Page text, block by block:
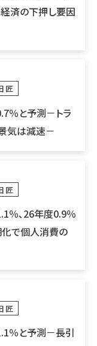
済の下押し要因
匠
％と予測－トラ
気は減速－
匠
％､26年度0.9％
で個人消費の
匠
％と予測－長引